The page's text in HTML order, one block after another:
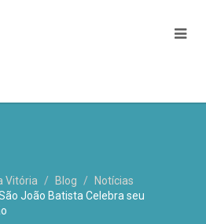
Vitória Blog
Notícias
João Batista Celebra seu